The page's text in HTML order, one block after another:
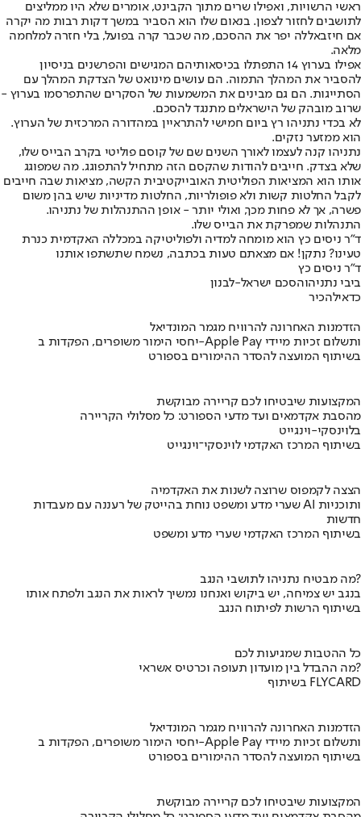
ראשי הרשויות, ואפילו שרים מתוך הקבינט, אומרים שלא היו ממליצים
לתושבים לחזור לצפון. בנאום שלו הוא הסביר במשך דקות רבות מה יקרה
אם חיזבאללה יפר את ההסכם, מה שכבר קרה בפועל, בלי חזרה למלחמה
מלאה.
אפילו בערוץ 14 התפתלו בכיסאותיהם המגישים והפרשנים בניסיון
להסביר את המהלך התמוה. הם עושים מינואט של הצדקת המהלך עם
הסתייגות. הם גם מבינים את המשמעות של הסקרים שהתפרסמו בערוץ -
שרוב מובהק של הישראלים מתנגד להסכם.
לא בכדי נתניהו רץ ביום חמישי להתראיין במהדורה המרכזית של הערוץ.
הוא ממזער נזקים.
נתניהו קנה לעצמו לאורך השנים שם של קוסם פוליטי בקרב הבייס שלו,
שלא בצדק. חייבים להודות שהקסם הזה מתחיל להתפוגג. מה שמפוגג
אותו הוא המציאות הפוליטית האובייקטיבית הקשה, מציאות שבה חייבים
לקבל החלטות קשות ולא פופולריות, החלטות מדיניות שיש בהן משום
פשרה, אך לא פחות מכך, ואולי יותר - אופן ההתנהלות של נתניהו.
התנהלות שמפרקת את הבייס שלו.
ד"ר ניסים כץ הוא מומחה למדיה ולפוליטיקה במכללה האקדמית כנרת
טעינו? נתקן! אם מצאתם טעות בכתבה, נשמח שתשתפו אותנו
ד"ר ניסים כץ
ביבי נתניהוהסכם ישראל-לבנון
כדאילהכיר
הזדמנות האחרונה להרוויח מגמר המונדיאל
יחסי הימור משופרים, הפקדות ב-Apple Pay ותשלום זכיות מיידי
בשיתוף המועצה להסדר ההימורים בספורט
המקצועות שיבטיחו לכם קריירה מבוקשת
מהסבת אקדמאים ועד מדעי הספורט: כל מסלולי הקריירה
בלוינסקי-וינגייט
בשיתוף המרכז האקדמי לוינסקי־וינגייט
הצצה לקמפוס שרוצה לשנות את האקדמיה
שערי מדע ומשפט נוחת בהייטק של רעננה עם מעבדות AI ותוכניות
חדשות
בשיתוף המרכז האקדמי שערי מדע ומשפט
מה מבטיח נתניהו לתושבי הנגב?
בנגב יש צמיחה, יש ביקוש ואנחנו נמשיך לראות את הנגב ולפתח אותו
בשיתוף הרשות לפיתוח הנגב
כל ההטבות שמגיעות לכם
מה ההבדל בין מועדון תעופה וכרטיס אשראי?
בשיתוף FLYCARD
הזדמנות האחרונה להרוויח מגמר המונדיאל
יחסי הימור משופרים, הפקדות ב-Apple Pay ותשלום זכיות מיידי
בשיתוף המועצה להסדר ההימורים בספורט
המקצועות שיבטיחו לכם קריירה מבוקשת